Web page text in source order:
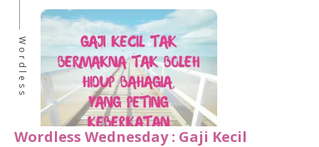
Wordless
Wordless Wednesday : Gaji Kecil